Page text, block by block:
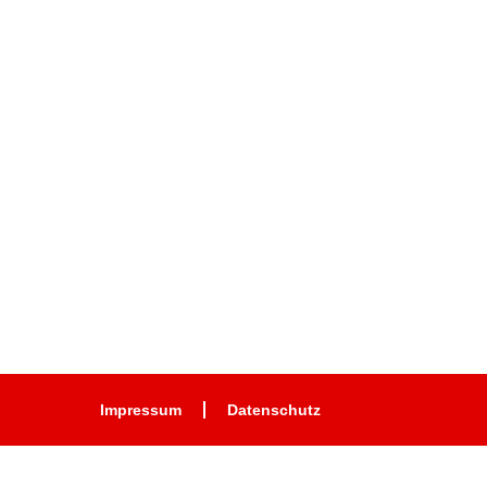
Impressum Datenschutz